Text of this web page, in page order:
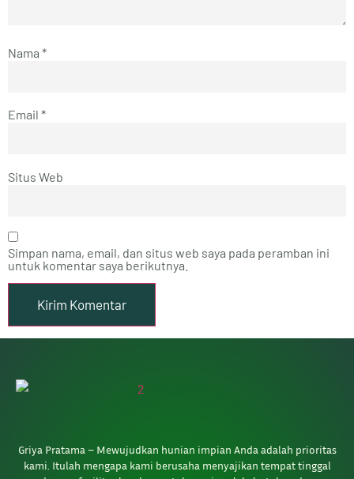
Nama *
Email *
Situs Web
Simpan nama, email, dan situs web saya pada peramban ini
untuk komentar saya berikutnya.
Griya Pratama – Mewujudkan hunian impian Anda adalah prioritas
kami. Itulah mengapa kami berusaha menyajikan tempat tinggal